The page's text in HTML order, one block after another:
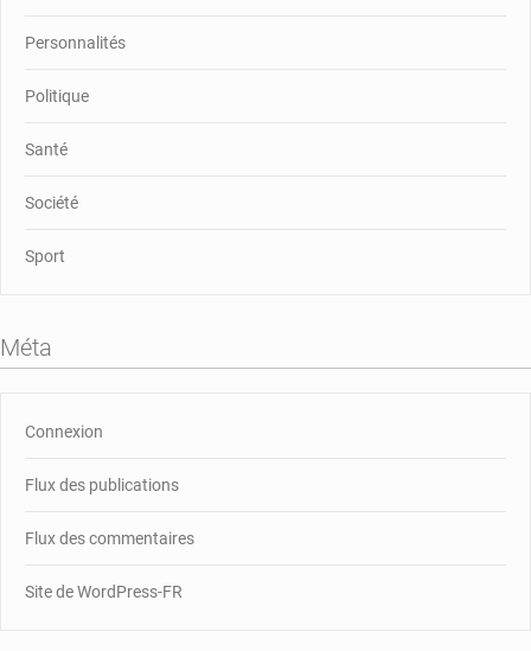
Personnalités
Politique
Santé
Société
Sport
Méta
Connexion
Flux des publications
Flux des commentaires
Site de WordPress-FR